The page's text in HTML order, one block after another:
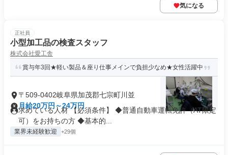
気になる
正社員
小型加工品の検査スタッフ
株式会社愛工舎
賞与年3回★軽い製品＆座り仕事メインで負担少なめ★女性活躍中
〒509-0402岐阜県加茂郡七宗町川並
月給20万円～24万円
求めている人材 【必須条件】 ◆普通自動車運転免許（AT限定
可）をお持ちの方 ◆基本的...
業界未経験歓迎 +29個